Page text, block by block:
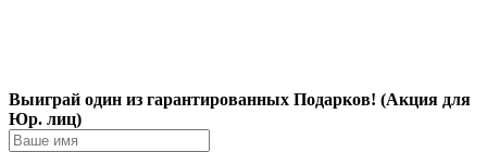
Выиграй один из гарантированных Подарков! (Акция для
Юр. лиц)